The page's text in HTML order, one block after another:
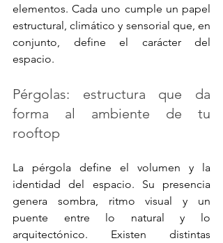
elementos. Cada uno cumple un papel
estructural, climático y sensorial que, en
conjunto, define el carácter del
espacio.
Pérgolas: estructura que da
forma al ambiente de tu
rooftop
La pérgola define el volumen y la
identidad del espacio. Su presencia
genera sombra, ritmo visual y un
puente entre lo natural y lo
arquitectónico. Existen distintas